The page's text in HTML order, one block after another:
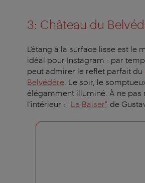
3: Château du
L’étang à la surface lisse est le
idéal pour Instagram : par
peut admirer le reflet parfait du
Belvédère . Le soir, le
élégamment illuminé. À ne pas
l’intérieur : "Le Baiser" de